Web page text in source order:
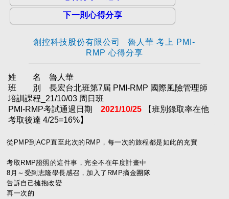
下一則心得分享
創控科技股份有限公司 魯人華 考上 PMI-
RMP 心得分享
姓 名 魯人華
班 別 長宏台北班第7屆 PMI-RMP 國際風險管理師
培訓課程_21/10/03 周日班
PMI-RMP考試通過日期2021/10/25 【班別錄取率在他
考取後達 4/25=16%】
從PMP到ACP直至此次的RMP，每一次的旅程都是如此的充實
考取RMP證照的這件事，完全不在年度計畫中
8月～受到志隆學長感召，加入了RMP摘金團隊
告訴自己擁抱改變
再一次的